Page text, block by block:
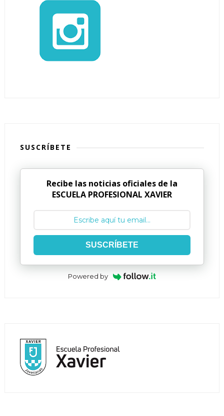
SUSCRÍBETE
Recibe las noticias oficiales de la
ESCUELA PROFESIONAL XAVIER
SUSCRÍBETE
Powered by